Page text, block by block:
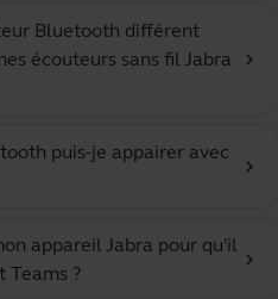
Bluetooth différent
écouteurs sans fil Jabra
chevron_right
puis-je appairer avec
chevron_right
appareil Jabra pour qu'il
Teams ?
chevron_right